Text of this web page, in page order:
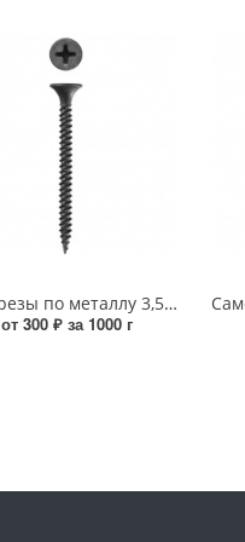
Саморезы по металлу 3,5*55 (кг) УТ000018152
от 300 ₽ за 1000 г